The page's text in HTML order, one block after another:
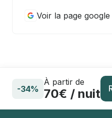
Voir la page
-34%
À partir de
70€ / nuit